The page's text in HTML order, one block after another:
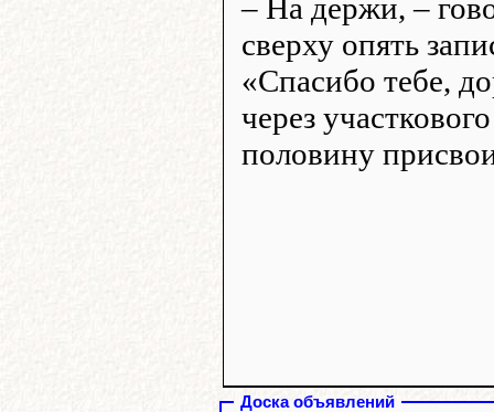
– На держи, –
сверху опять
«Спасибо тебе,
через
половину
Доска объявлений